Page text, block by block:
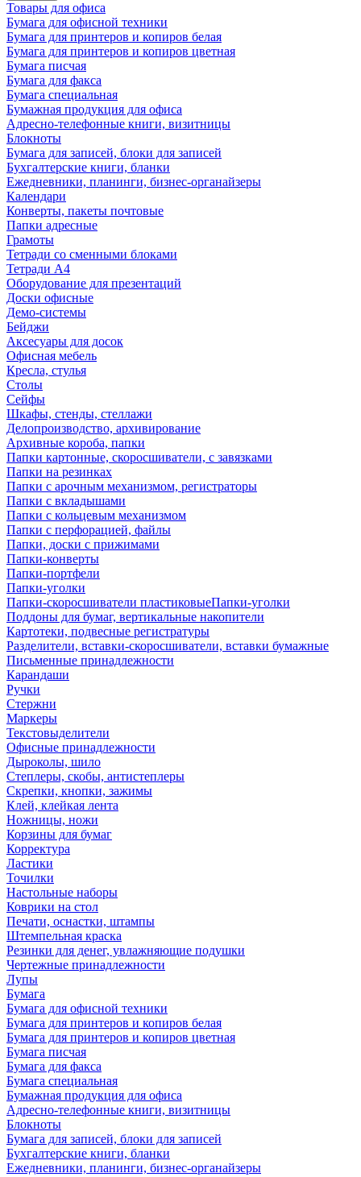
Товары для офиса
Бумага для офисной техники
Бумага для принтеров и копиров белая
Бумага для принтеров и копиров цветная
Бумага писчая
Бумага для факса
Бумага специальная
Бумажная продукция для офиса
Адресно-телефонные книги, визитницы
Блокноты
Бумага для записей, блоки для записей
Бухгалтерские книги, бланки
Ежедневники, планинги, бизнес-органайзеры
Календари
Конверты, пакеты почтовые
Папки адресные
Грамоты
Тетради со сменными блоками
Тетради А4
Оборудование для презентаций
Доски офисные
Демо-системы
Бейджи
Аксесуары для досок
Офисная мебель
Кресла, стулья
Столы
Сейфы
Шкафы, стенды, стеллажи
Делопроизводство, архивирование
Архивные короба, папки
Папки картонные, скоросшиватели, с завязками
Папки на резинках
Папки с арочным механизмом, регистраторы
Папки с вкладышами
Папки с кольцевым механизмом
Папки с перфорацией, файлы
Папки, доски с прижимами
Папки-конверты
Папки-портфели
Папки-уголки
Папки-скоросшиватели пластиковыеПапки-уголки
Поддоны для бумаг, вертикальные накопители
Картотеки, подвесные регистратуры
Разделители, вставки-скоросшиватели, вставки бумажные
Письменные принадлежности
Карандаши
Ручки
Стержни
Маркеры
Текстовыделители
Офисные принадлежности
Дыроколы, шило
Степлеры, скобы, антистеплеры
Скрепки, кнопки, зажимы
Клей, клейкая лента
Ножницы, ножи
Корзины для бумаг
Корректура
Ластики
Точилки
Настольные наборы
Коврики на стол
Печати, оснастки, штампы
Штемпельная краска
Резинки для денег, увлажняющие подушки
Чертежные принадлежности
Лупы
Бумага
Бумага для офисной техники
Бумага для принтеров и копиров белая
Бумага для принтеров и копиров цветная
Бумага писчая
Бумага для факса
Бумага специальная
Бумажная продукция для офиса
Адресно-телефонные книги, визитницы
Блокноты
Бумага для записей, блоки для записей
Бухгалтерские книги, бланки
Ежедневники, планинги, бизнес-органайзеры